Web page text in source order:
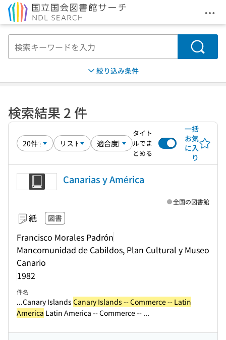
メ
検索
絞り込み条件
検索結果 2 件
タイト
ルでま
とめる
一括
お気
に入
り
Canarias y América
紙 図書
Francisco Morales Padrón
Mancomunidad de Cabildos, Plan Cultural y Museo
Canario
1982
全国の図書館
件名
...Canary Islands Canary Islands -- Commerce -- Latin
America Latin America -- Commerce -- ...